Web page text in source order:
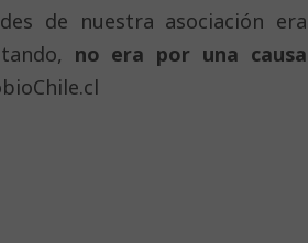
de nuestra asociación era
no era por una causa